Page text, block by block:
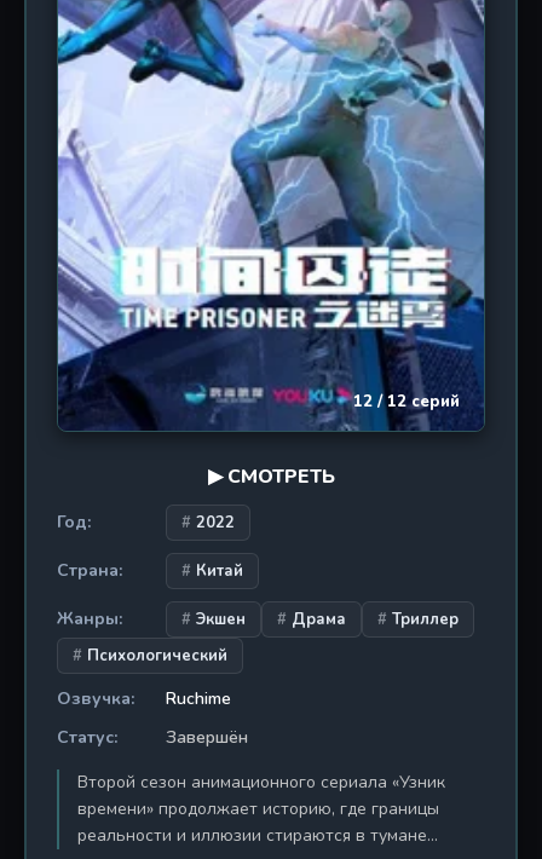
происхождения врагов. Каждый из 13 эпизодов
длительностью около 19 минут погружает
зрителя в атмосферу постоянной опасности, где
моральные дилеммы и потеря близких становятся
обыденностью. Фанаты жанра постапокалипсиса
оценят проработанную систему выживания,
напряжения между персонажами и неожиданные
повороты. «Пробуждение последних дней 2»
подойдет тем, кто ищет мрачный научно-
фантастический экшен с элементами военной
тактики и меха, напоминающий смесь «Attack on
Titan» и «Pacific Rim» в китайской интерпретации.
12 / 12 серий
▶ СМОТРЕТЬ
Год: 2022
Страна: Китай
Жанры: Экшен Драма
Триллер
Психологический
Озвучка:
Ruchime
Статус:
Завершён
Второй сезон анимационного сериала «Узник
времени» продолжает историю, где границы
реальности и иллюзии стираются в тумане